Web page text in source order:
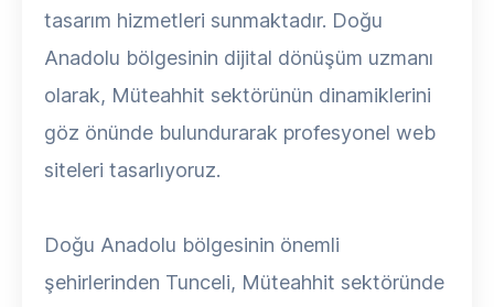
tasarım hizmetleri sunmaktadır. Doğu
Anadolu bölgesinin dijital dönüşüm uzmanı
olarak, Müteahhit sektörünün dinamiklerini
göz önünde bulundurarak profesyonel web
siteleri tasarlıyoruz.
Doğu Anadolu bölgesinin önemli
şehirlerinden Tunceli, Müteahhit sektöründe